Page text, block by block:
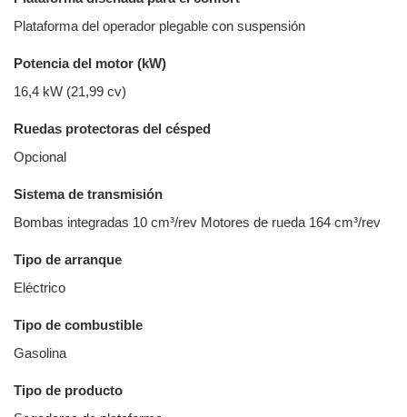
Plataforma del operador plegable con suspensión
Potencia del motor (kW)
16,4 kW (21,99 cv)
Ruedas protectoras del césped
Opcional
Sistema de transmisión
Bombas integradas 10 cm³/rev Motores de rueda 164 cm³/rev
Tipo de arranque
Eléctrico
Tipo de combustible
Gasolina
Tipo de producto